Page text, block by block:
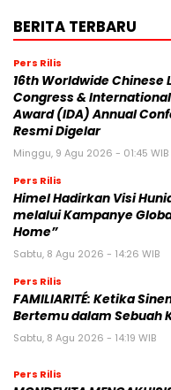
BERITA TERBARU
Pers Rilis
16th Worldwide Chinese
Congress &
Award (IDA) Annual
Resmi Digelar
Minggu, 9 Agu 2026 - 01:45 WIB
Pers Rilis
Himel Hadirkan Visi
melalui Kampanye
Home”
Sabtu, 8 Agu 2026 - 14:26 WIB
Pers Rilis
FAMILIARITÉ: Ketika
Bertemu dalam Sebuah
Sabtu, 8 Agu 2026 - 14:19 WIB
Pers Rilis